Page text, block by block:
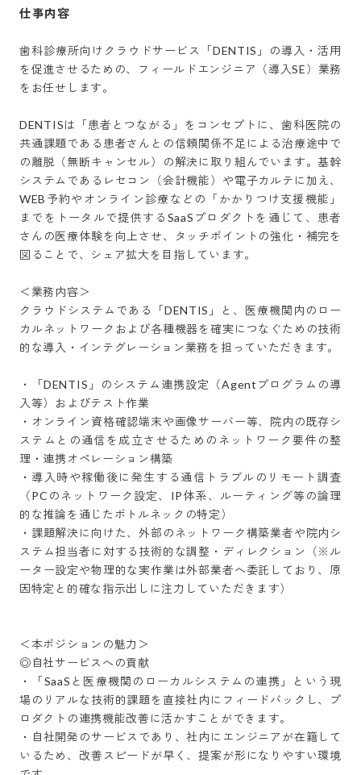
仕事内容
歯科診療所向けクラウドサービス「DENTIS」の導入・活用
を促進させるための、フィールドエンジニア（導入SE）業務
をお任せします。
DENTISは「患者とつながる」をコンセプトに、歯科医院の
共通課題である患者さんとの信頼関係不足による治療途中で
の離脱（無断キャンセル）の解決に取り組んでいます。基幹
システムであるレセコン（会計機能）や電子カルテに加え、
WEB予約やオンライン診療などの「かかりつけ支援機能」
までをトータルで提供するSaaSプロダクトを通じて、患者
さんの医療体験を向上させ、タッチポイントの強化・補完を
図ることで、シェア拡大を目指しています。
＜業務内容＞
クラウドシステムである「DENTIS」と、医療機関内のロー
カルネットワークおよび各種機器を確実につなぐための技術
的な導入・インテグレーション業務を担っていただきます。
・「DENTIS」のシステム連携設定（Agentプログラムの導
入等）およびテスト作業
・オンライン資格確認端末や画像サーバー等、院内の既存シ
ステムとの通信を成立させるためのネットワーク要件の整
理・連携オペレーション構築
・導入時や稼働後に発生する通信トラブルのリモート調査
（PCのネットワーク設定、IP体系、ルーティング等の論理
的な推論を通じたボトルネックの特定）
・課題解決に向けた、外部のネットワーク構築業者や院内シ
ステム担当者に対する技術的な調整・ディレクション（※ル
ーター設定や物理的な実作業は外部業者へ委託しており、原
因特定と的確な指示出しに注力していただきます）
＜本ポジションの魅力＞
◎自社サービスへの貢献
・「SaaSと医療機関のローカルシステムの連携」という現
場のリアルな技術的課題を直接社内にフィードバックし、プ
ロダクトの連携機能改善に活かすことができます。
・自社開発のサービスであり、社内にエンジニアが在籍して
いるため、改善スピードが早く、提案が形になりやすい環境